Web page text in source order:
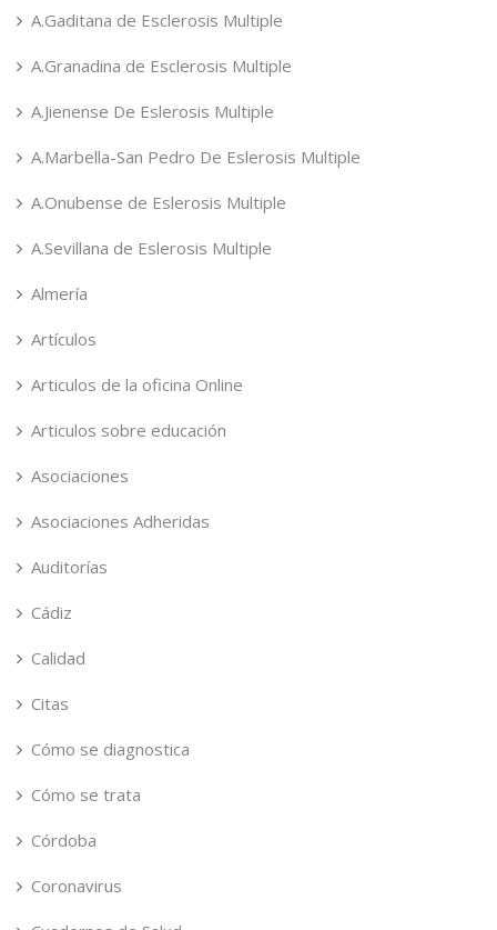
A.Gaditana de Esclerosis Multiple
A.Granadina de Esclerosis Multiple
A.Jienense De Eslerosis Multiple
A.Marbella-San Pedro De Eslerosis Multiple
A.Onubense de Eslerosis Multiple
A.Sevillana de Eslerosis Multiple
Almería
Artículos
Articulos de la oficina Online
Articulos sobre educación
Asociaciones
Asociaciones Adheridas
Auditorías
Cádiz
Calidad
Citas
Cómo se diagnostica
Cómo se trata
Córdoba
Coronavirus